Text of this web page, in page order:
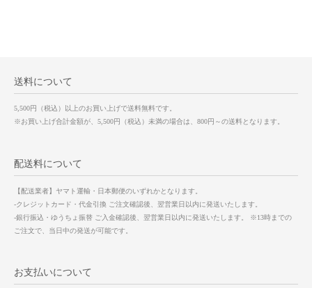
送料について
5,500円（税込）以上のお買い上げで送料無料です。
※お買い上げ合計金額が、5,500円（税込）未満の場合は、800円～の送料となります。
配送料について
【配送業者】ヤマト運輸・日本郵便のいずれかとなります。
-クレジットカード・代金引換 ご注文確認後、翌営業日以内に発送いたします。
-銀行振込・ゆうちょ振替 ご入金確認後、翌営業日以内に発送いたします。 ※13時までの
ご注文で、当日中の発送が可能です。
お支払いについて